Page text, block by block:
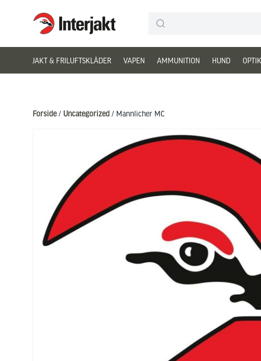
Interjakt DK
JAKT & FRILUFTSKLÄDER VAPEN AMMUNITION HUND OPTIK
Forside/ Uncategorized / Mannlicher MC